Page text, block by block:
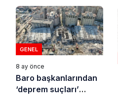
GENEL
8 ay önce
Baro başkanlarından
‘deprem suçları’